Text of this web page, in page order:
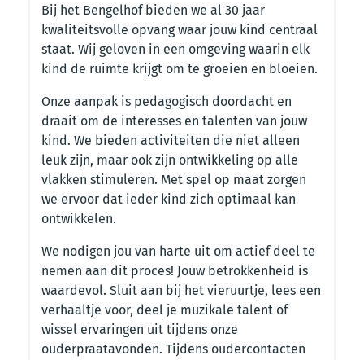
Bij het Bengelhof bieden we al 30 jaar
kwaliteitsvolle opvang waar jouw kind centraal
staat. Wij geloven in een omgeving waarin elk
kind de ruimte krijgt om te groeien en bloeien.
Onze aanpak is pedagogisch doordacht en
draait om de interesses en talenten van jouw
kind. We bieden activiteiten die niet alleen
leuk zijn, maar ook zijn ontwikkeling op alle
vlakken stimuleren. Met spel op maat zorgen
we ervoor dat ieder kind zich optimaal kan
ontwikkelen.
We nodigen jou van harte uit om actief deel te
nemen aan dit proces! Jouw betrokkenheid is
waardevol. Sluit aan bij het vieruurtje, lees een
verhaaltje voor, deel je muzikale talent of
wissel ervaringen uit tijdens onze
ouderpraatavonden. Tijdens oudercontacten